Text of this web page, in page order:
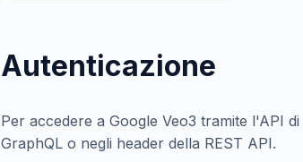
Autenticazione
Per accedere a Google Veo3 tramite l'API
GraphQL o negli header della REST API.